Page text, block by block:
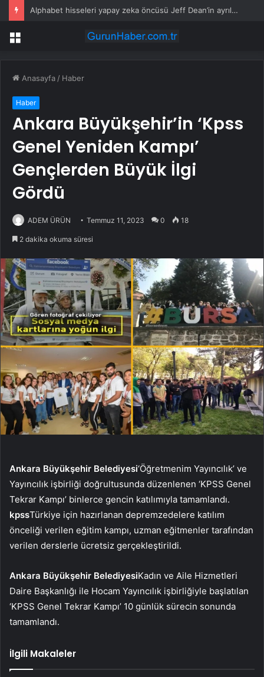
Alphabet hisseleri yapay zeka öncüsü Jeff Dean’in ayrılmasıyla %5 düştü
Menü
Anasayfa / Haber
Haber
Ankara Büyükşehir’in ‘Kpss
Genel Yeniden Kampı’
Gençlerden Büyük İlgi
Gördü
ADEM ÜRÜN Temmuz 11, 2023 0 18
2 dakika okuma süresi
Ankara Büyükşehir Belediyesi‘Öğretmenim Yayıncılık’ ve
Yayıncılık işbirliği doğrultusunda düzenlenen ‘KPSS Genel
Tekrar Kampı’ binlerce gencin katılımıyla tamamlandı.
kpssTürkiye için hazırlanan depremzedelere katılım
önceliği verilen eğitim kampı, uzman eğitmenler tarafından
verilen derslerle ücretsiz gerçekleştirildi.
Ankara Büyükşehir BelediyesiKadın ve Aile Hizmetleri
Daire Başkanlığı ile Hocam Yayıncılık işbirliğiyle başlatılan
‘KPSS Genel Tekrar Kampı’ 10 günlük sürecin sonunda
tamamlandı.
İlgili Makaleler